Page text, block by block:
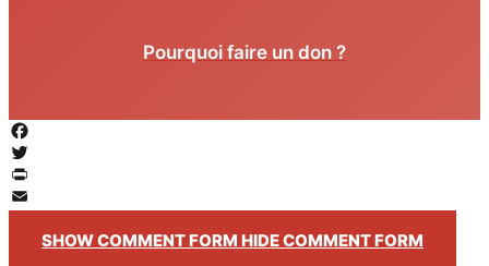
Pourquoi faire un don ?
Facebook
Twitter
PrintFriendly
Email
SHOW COMMENT FORM HIDE COMMENT FORM